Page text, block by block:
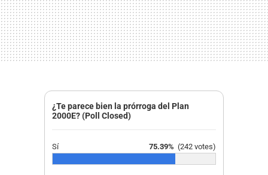
¿Te parece bien la prórroga del Plan
2000E? (Poll Closed)
Sí 75.39% (242 votes)